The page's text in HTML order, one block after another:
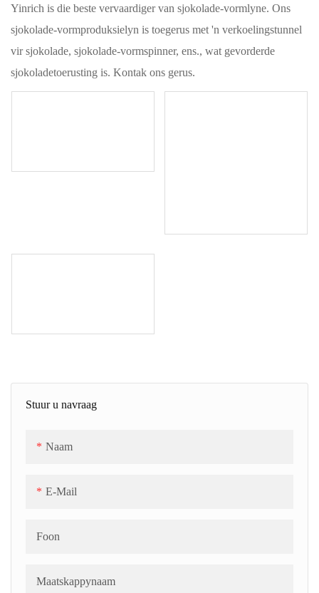
Yinrich is die beste vervaardiger van sjokolade-vormlyne. Ons
sjokolade-vormproduksielyn is toegerus met 'n verkoelingstunnel
vir sjokolade, sjokolade-vormspinner, ens., wat gevorderde
sjokoladetoerusting is. Kontak ons ​​gerus.
Stuur u navraag
Naam
E-Mail
Foon
Maatskappynaam